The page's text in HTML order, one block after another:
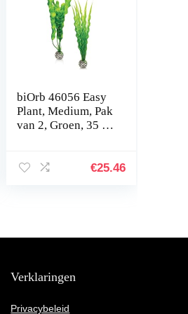
biOrb 46056 Easy
Plant, Medium, Pak
van 2, Groen, 35 x
€25.46
Verklaringen
Privacybeleid